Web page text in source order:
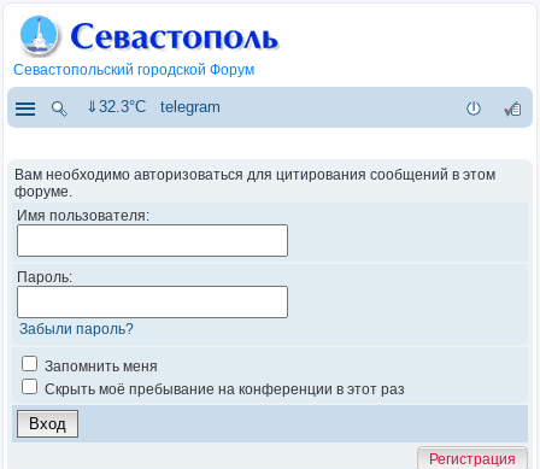
Севастопольский городской Форум
⇓32.3°C telegram
Вам необходимо авторизоваться для цитирования сообщений в этом
форуме.
Имя пользователя:
Пароль:
Забыли пароль?
Запомнить меня
Скрыть моё пребывание на конференции в этот раз
Регистрация